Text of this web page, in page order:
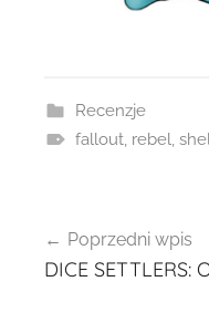
Recenzje
fallout, rebel,
wpisu
Poprzedni wpis
DICE